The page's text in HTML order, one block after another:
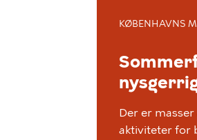
KØBENHAVNS
Der er
aktiviteter for